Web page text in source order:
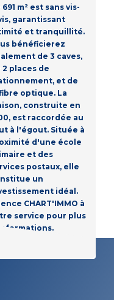
691 m² est sans vis-
garantissant
et tranquillité.
bénéficierez
de 3 caves,
2 places de
et de
optique. La
construite en
est raccordée au
à l'égout. Située à
d'une école
et des
postaux, elle
un
idéal.
CHART'IMMO à
service pour plus